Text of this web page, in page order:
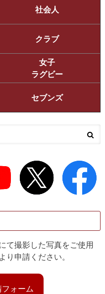
社会人
クラブ
女子
ラグビー
セブンズ
て撮影した写真をご使用
り申請ください。
ォーム